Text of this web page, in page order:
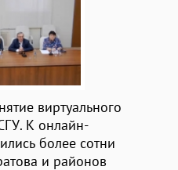
виртуального
К онлайн-
более сотни
и районов